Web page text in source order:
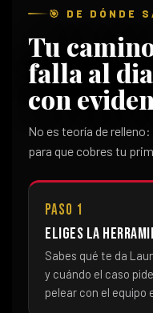
🎯 DE DÓNDE
Tu
falla al
con
No es teoría de
para que cobres tu
Paso 1
Eliges la
Sabes qué te da
y cuándo el caso
pelear con el equipo